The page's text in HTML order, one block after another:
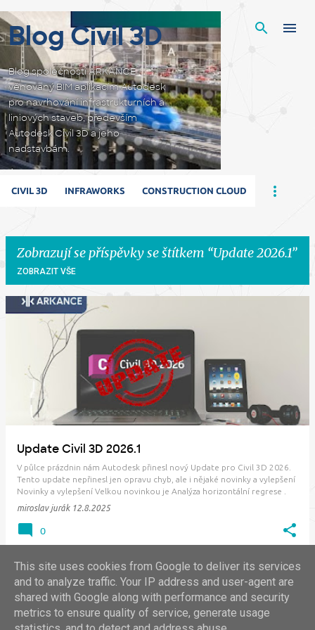
Blog Civil 3D
Blog společnosti ARKANCE
věnovaný BIM aplikacím Autodesk
pro navrhování infrastrukturních a
liniových staveb, především
Autodesk Civil 3D a jeho
nadstavbám.
CIVIL 3D INFRAWORKS CONSTRUCTION CLOUD
Zobrazují se příspěvky se štítkem Update 2026.1
ZOBRAZIT VŠE
P
Update Civil 3D 2026.1
V půlce prázdnin nám Autodesk přinesl nový Update pro Civil 3D 2026.
Tento update nepřinesl jen opravu chyb, ale i nějaké novinky a vylepšení
Novinky a vylepšení Velkou novinkou je Analýza horizontální regrese .
Ta slouží k vytvoření optimalizované trasy pro lineární infrastrukturu na
základě nam…
miroslav jurák 12.8.2025
0
DALŠÍ PŘÍSPĚVKY
This site uses cookies from Google to deliver its services
and to analyze traffic. Your IP address and user-agent are
shared with Google along with performance and security
metrics to ensure quality of service, generate usage